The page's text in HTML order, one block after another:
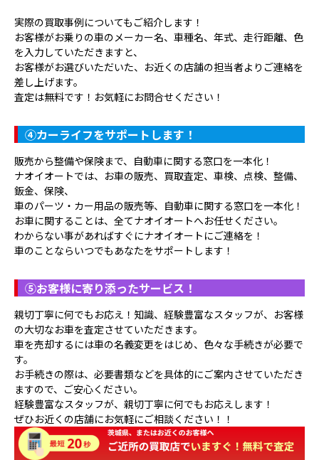
実際の買取事例についてもご紹介します！
お客様がお乗りの車のメーカー名、車種名、年式、走行距離、色
を入力していただきますと、
お客様がお選びいただいた、お近くの店舗の担当者よりご連絡を
差し上げます。
査定は無料です！お気軽にお問合せください！
④カーライフをサポートします！
販売から整備や保険まで、自動車に関する窓口を一本化！
ナオイオートでは、お車の販売、買取査定、車検、点検、整備、
鈑金、保険、
車のパーツ・カー用品の販売等、自動車に関する窓口を一本化！
お車に関することは、全てナオイオートへお任せください。
わからない事があればすぐにナオイオートにご連絡を！
車のことならいつでもあなたをサポートします！
⑤お客様に寄り添ったサービス！
親切丁寧に何でもお応え！知識、経験豊富なスタッフが、お客様
の大切なお車を査定させていただきます。
車を売却するには車の名義変更をはじめ、色々な手続きが必要で
す。
お手続きの際は、必要書類などを具体的にご案内させていただき
ますので、ご安心ください。
経験豊富なスタッフが、親切丁寧に何でもお応えします！
ぜひお近くの店舗にお気軽にご相談ください！！